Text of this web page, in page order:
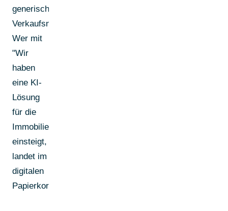
generische
Verkaufsnachrichten.
Wer mit
"Wir
haben
eine KI-
Lösung
für die
Immobilienbranche"
einsteigt,
landet im
digitalen
Papierkorb.